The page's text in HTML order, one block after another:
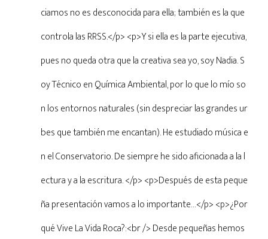
ciamos no es desconocida para ella; también es la que
controla las RRSS.</p> <p>Y si ella es la parte ejecutiva,
pues no queda otra que la creativa sea yo, soy Nadia. S
oy Técnico en Química Ambiental, por lo que lo mío so
n los entornos naturales (sin despreciar las grandes ur
bes que también me encantan). He estudiado música e
n el Conservatorio. De siempre he sido aficionada a la l
ectura y a la escritura. </p> <p>Después de esta peque
ña presentación vamos a lo importante…</p> <p>¿Por
qué Vive La Vida Roca?:<br /> Desde pequeñas hemos